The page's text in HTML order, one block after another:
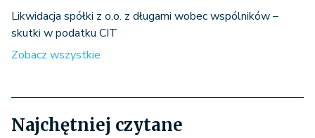
Likwidacja spółki z o.o. z długami wobec wspólników –
skutki w podatku CIT
Zobacz wszystkie
Najchętniej czytane